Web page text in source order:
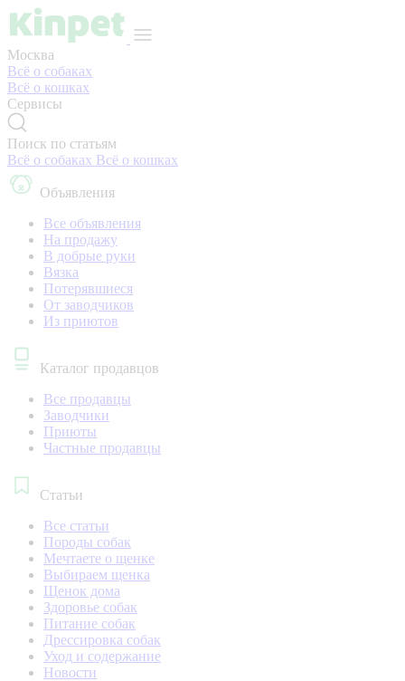
Москва
Всё о собаках
Всё о кошках
Сервисы
Поиск по статьям
Всё о собаках Всё о кошках
Объявления
Все объявления
На продажу
В добрые руки
Вязка
Потерявшиеся
От заводчиков
Из приютов
Каталог продавцов
Все продавцы
Заводчики
Приюты
Частные продавцы
Статьи
Все статьи
Породы собак
Мечтаете о щенке
Выбираем щенка
Щенок дома
Здоровье собак
Питание собак
Дрессировка собак
Уход и содержание
Новости